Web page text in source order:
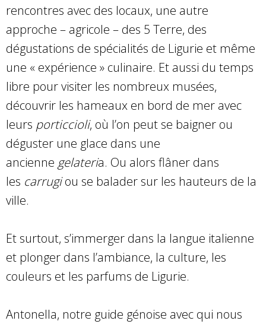
rencontres avec des locaux, une autre
approche – agricole – des 5 Terre, des
dégustations de spécialités de Ligurie et même
une « expérience » culinaire. Et aussi du temps
libre pour visiter les nombreux musées,
découvrir les hameaux en bord de mer avec
leurs porticcioli, où l’on peut se baigner ou
déguster une glace dans une
ancienne gelateria. Ou alors flâner dans
les carrugiou se balader sur les hauteurs de la
ville.
Et surtout, s’immerger dans la langue italienne
et plonger dans l’ambiance, la culture, les
couleurs et les parfums de Ligurie.
Antonella, notre guide génoise avec qui nous